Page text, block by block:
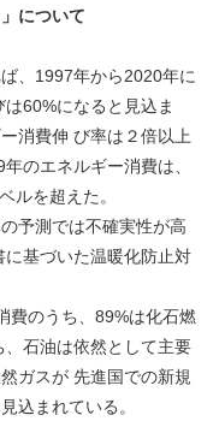
について
、1997年から2020年に
60%になると見込ま
消費伸 び率は２倍以上
のエネルギー消費は、
ルを超えた。
予測では不確実性が高
に基づいた温暖化防止対
のうち、89%は化石燃
石油は依然として主要
ガスが 先進国での新規
込まれている。